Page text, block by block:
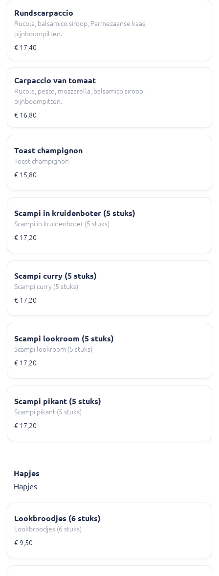
Rundscarpaccio
Rucola, balsamico siroop, Parmezaanse kaas,
pijnboompitten.
€ 17,40
Carpaccio van tomaat
Rucola, pesto, mozzarella, balsamico siroop,
pijnboompitten.
€ 16,80
Toast champignon
Toast champignon
€ 15,80
Scampi in kruidenboter (5 stuks)
Scampi in kruidenboter (5 stuks)
€ 17,20
Scampi curry (5 stuks)
Scampi curry (5 stuks)
€ 17,20
Scampi lookroom (5 stuks)
Scampi lookroom (5 stuks)
€ 17,20
Scampi pikant (5 stuks)
Scampi pikant (5 stuks)
€ 17,20
Hapjes
Hapjes
Lookbroodjes (6 stuks)
Lookbroodjes (6 stuks)
€ 9,50